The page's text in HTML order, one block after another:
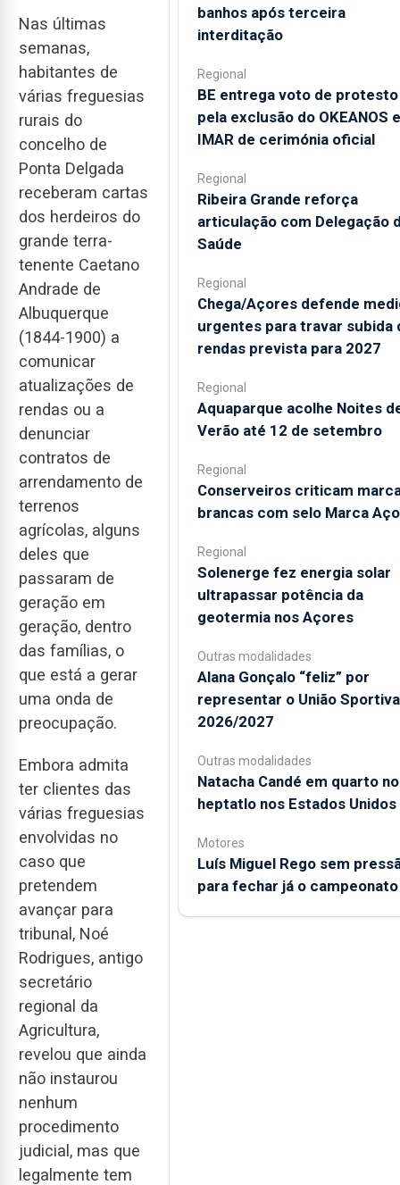
Nas últimas
semanas,
habitantes de
várias freguesias
rurais do
concelho de
Ponta Delgada
receberam cartas
dos herdeiros do
grande terra-
tenente Caetano
Andrade de
Albuquerque
(1844-1900) a
comunicar
atualizações de
rendas ou a
denunciar
contratos de
arrendamento de
terrenos
agrícolas, alguns
deles que
passaram de
geração em
geração, dentro
das famílias, o
que está a gerar
uma onda de
preocupação.
Embora admita
ter clientes das
várias freguesias
envolvidas no
caso que
pretendem
avançar para
tribunal, Noé
Rodrigues, antigo
secretário
regional da
Agricultura,
revelou que ainda
não instaurou
nenhum
procedimento
judicial, mas que
legalmente tem
banhos após terceira
interditação
Regional
BE entrega voto de protesto
pela exclusão do OKEANOS e
IMAR de cerimónia oficial
Regional
Ribeira Grande reforça
articulação com Delegação
Saúde
Regional
Chega/Açores defende
urgentes para travar subida
rendas prevista para 2027
Regional
Aquaparque acolhe Noites
Verão até 12 de setembro
Regional
Conserveiros criticam
brancas com selo Marca
Regional
Solenerge fez energia solar
ultrapassar potência da
geotermia nos Açores
Outras modalidades
Alana Gonçalo “feliz” por
representar o União
2026/2027
Outras modalidades
Natacha Candé em quarto no
heptatlo nos Estados Unidos
Motores
Luís Miguel Rego sem
para fechar já o campeonato